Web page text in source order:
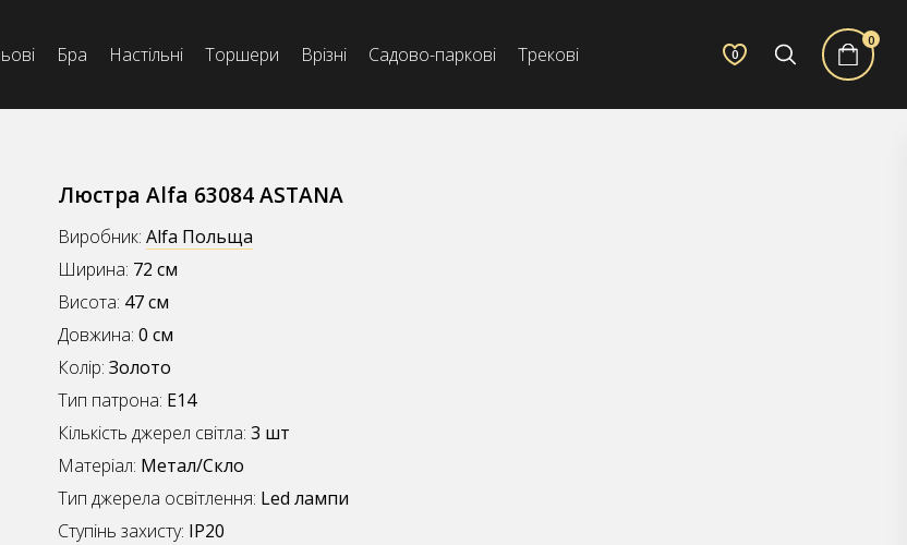
Бра Настільні Торшери Врізні Садово-паркові Трекові 0
0
Люстра Alfa 63084 ASTANA
Виробник:Alfa Польща
Ширина: 72 см
Висота: 47 см
Довжина:0 см
Колір:Золото
Тип патрона: E14
Кількість джерел світла:3 шт
Матеріал: Метал/Скло
Тип джерела освітлення: Led лампи
Ступінь захисту: IP20